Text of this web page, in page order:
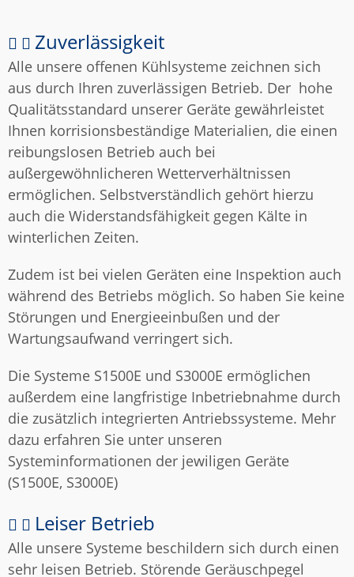
Zuverlässigkeit
Alle unsere offenen Kühlsysteme zeichnen sich
aus durch Ihren zuverlässigen Betrieb. Der hohe
Qualitätsstandard unserer Geräte gewährleistet
Ihnen korrisionsbeständige Materialien, die einen
reibungslosen Betrieb auch bei
außergewöhnlicheren Wetterverhältnissen
ermöglichen. Selbstverständlich gehört hierzu
auch die Widerstandsfähigkeit gegen Kälte in
winterlichen Zeiten.
Zudem ist bei vielen Geräten eine Inspektion auch
während des Betriebs möglich. So haben Sie keine
Störungen und Energieeinbußen und der
Wartungsaufwand verringert sich.
Die Systeme S1500E und S3000E ermöglichen
außerdem eine langfristige Inbetriebnahme durch
die zusätzlich integrierten Antriebssysteme. Mehr
dazu erfahren Sie unter unseren
Systeminformationen der jewiligen Geräte
(S1500E, S3000E)
Leiser Betrieb
Alle unsere Systeme beschildern sich durch einen
sehr leisen Betrieb. Störende Geräuschpegel